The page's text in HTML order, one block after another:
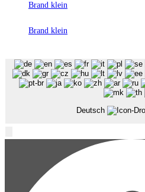
Brand klein
Brand klein
Deutsch